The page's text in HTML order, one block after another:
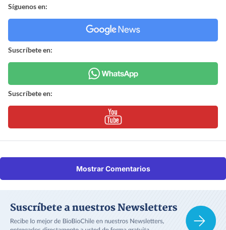
Síguenos en:
Suscríbete en:
Suscríbete en:
Mostrar Comentarios